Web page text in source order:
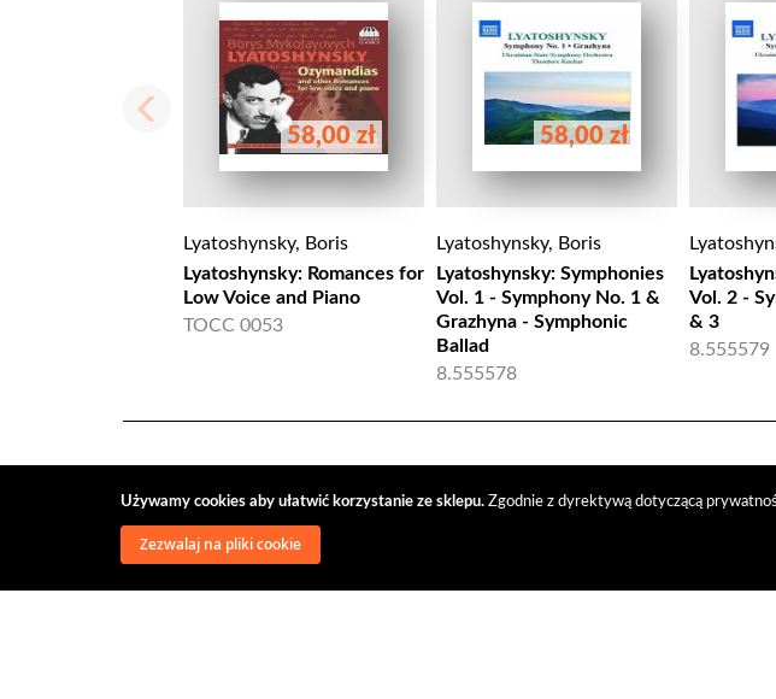
Używamy cookies aby ułatwić korzystanie ze sklepu. Zgodnie z dyrektywą dotyczącą
Zezwalaj na pliki cookie
58,00 zł
Lyatoshynsky, Boris
Lyatoshynsky: Romances for
Low Voice and Piano
TOCC 0053
58,00 zł
Lyatoshynsky, Boris
Lyatoshynsky: Symphonies
Vol. 1 - Symphony No. 1 &
Grazhyna - Symphonic
Ballad
8.555578
Vol. 2 -
& 3
8.555579